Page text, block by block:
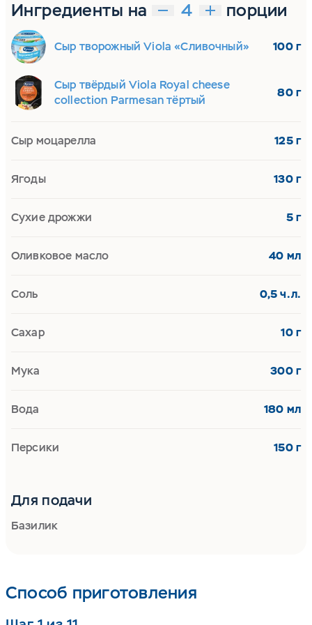
Способ приготовления
Ингредиенты на порции
Сыр творожный Viola «Сливочный» 100 г
Сыр твёрдый Viola Royal cheese
collection Parmesan тёртый
80 г
Сыр моцарелла 125 г
Ягоды 130 г
Сухие дрожжи 5 г
Оливковое масло 40 мл
Соль 0,5 ч.л.
Сахар 10 г
Мука 300 г
Вода 180 мл
Персики 150 г
Для подачи
Базилик